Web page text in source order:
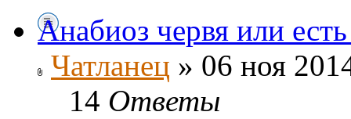
Анабиоз червя или
Чатланец » 06 ноя
14 Ответы